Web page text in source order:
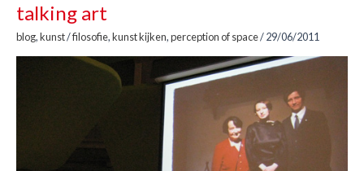
talking art
blog,kunst/filosofie,kunst kijken,perception of space/29/06/2011